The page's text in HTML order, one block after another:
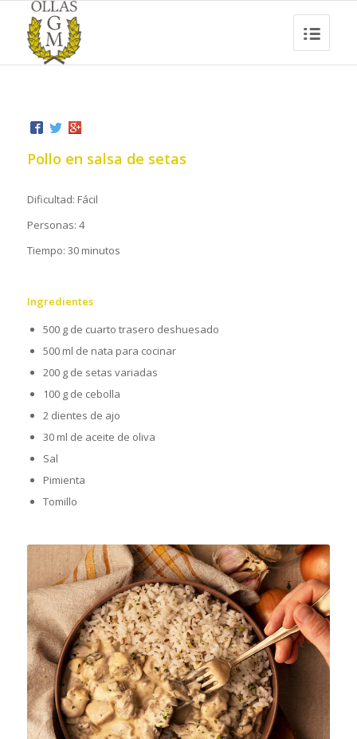
Pollo en salsa de setas
Dificultad: Fácil
Personas: 4
Tiempo: 30 minutos
Ingredientes
500 g de cuarto trasero deshuesado
500 ml de nata para cocinar
200 g de setas variadas
100 g de cebolla
2 dientes de ajo
30 ml de aceite de oliva
Sal
Pimienta
Tomillo